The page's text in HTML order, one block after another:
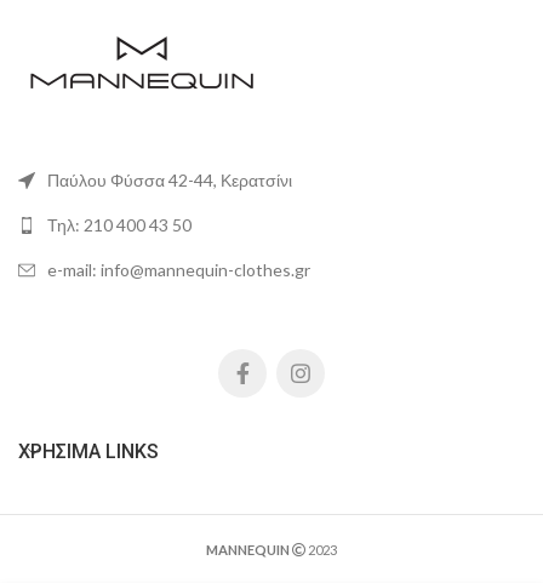
Παύλου Φύσσα 42-44, Κερατσίνι
Τηλ: 210 400 43 50
e-mail: info@mannequin-clothes.gr
ΧΡΉΣΙΜΑ LINKS
MANNEQUIN 2023